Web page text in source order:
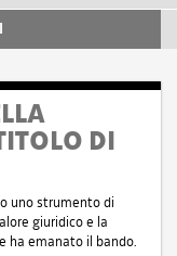
DI
uno strumento di
giuridico e la
ha emanato il bando.